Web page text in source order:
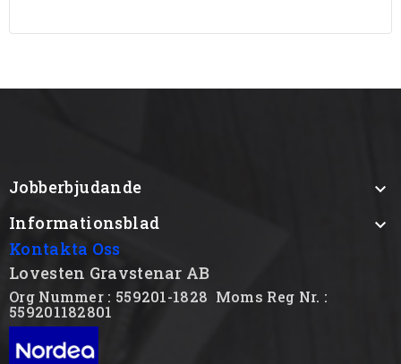
Jobberbjudande

Informationsblad

Kontakta Oss
Lovesten Gravstenar AB
Org Nummer : 559201-1828 Moms Reg Nr. :
559201182801